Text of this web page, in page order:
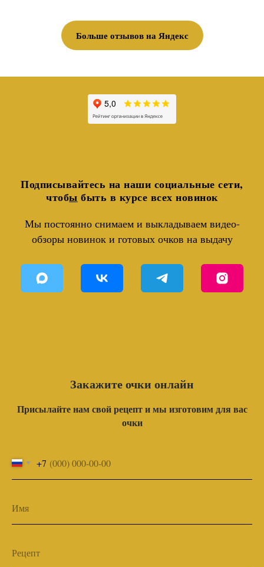
Больше отзывов на Яндекс
Подписывайтесь на наши социальные сети,
чтобы быть в курсе всех новинок
Мы постоянно снимаем и выкладываем видео-
обзоры новинок и готовых очков на выдачу
Закажите очки онлайн
Присылайте нам свой рецепт и мы изготовим для вас
очки
+7
Имя
Рецепт